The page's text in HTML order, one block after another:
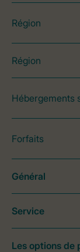
Région
Région
Hébergements
Forfaits
Général
Service
Les options de